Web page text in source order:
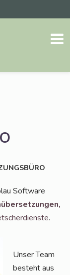
Soft­ware
.
Unser Team
besteht aus